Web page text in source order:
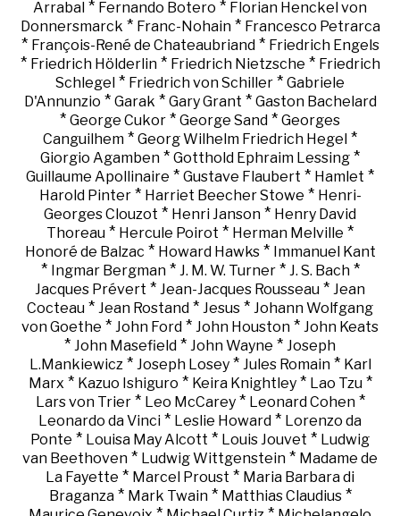
Arrabal * Fernando Botero * Florian Henckel von
Donnersmarck * Franc-Nohain* Francesco Petrarca
* François-René de Chateaubriand* Friedrich Engels
* Friedrich Hölderlin* Friedrich Nietzsche * Friedrich
Schlegel * Friedrich von Schiller * Gabriele
D'Annunzio * Garak * Gary Grant * Gaston Bachelard
* George Cukor * George Sand * Georges
Canguilhem * Georg Wilhelm Friedrich Hegel *
Giorgio Agamben * Gotthold Ephraim Lessing *
Guillaume Apollinaire * Gustave Flaubert * Hamlet *
Harold Pinter* Harriet Beecher Stowe * Henri-
Georges Clouzot * Henri Janson * Henry David
Thoreau * Hercule Poirot * Herman Melville *
Honoré de Balzac * Howard Hawks* Immanuel Kant
* Ingmar Bergman* J. M. W. Turner* J. S. Bach*
Jacques Prévert * Jean-Jacques Rousseau * Jean
Cocteau * Jean Rostand * Jesus * Johann Wolfgang
von Goethe * John Ford * John Houston * John Keats
* John Masefield * John Wayne * Joseph
L.Mankiewicz* Joseph Losey* Jules Romain* Karl
Marx * Kazuo Ishiguro * Keira Knightley* Lao Tzu*
Lars von Trier* Leo McCarey* Leonard Cohen*
Leonardo da Vinci * Leslie Howard * Lorenzo da
Ponte * Louisa May Alcott * Louis Jouvet * Ludwig
van Beethoven * Ludwig Wittgenstein * Madame de
La Fayette * Marcel Proust * Maria Barbara di
Braganza* Mark Twain* Matthias Claudius*